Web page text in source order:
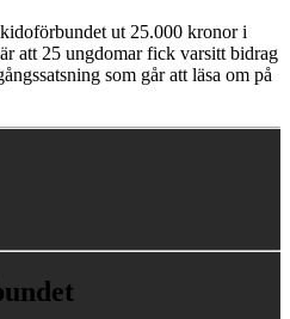
ut 25.000 kronor i
att 25 ungdomar fick varsitt bidrag
som går att läsa om på